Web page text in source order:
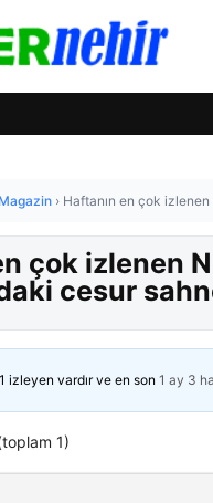
Magazin › Haftanın en çok
çok izlenen
cesur
izleyen vardır ve en son 1 ay 3
1)